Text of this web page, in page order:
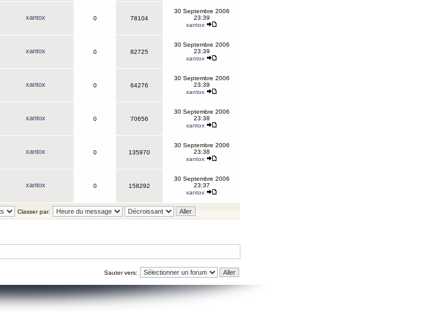
xantox 0 78104
30 Septembre 2006
23:39
xantox
xantox 0 82725
30 Septembre 2006
23:39
xantox
xantox 0 64276
30 Septembre 2006
23:39
xantox
xantox 0 70656
30 Septembre 2006
23:38
xantox
xantox 0 135970
30 Septembre 2006
23:38
xantox
xantox 0 158292
30 Septembre 2006
23:37
xantox
Classer par:
Sauter vers: